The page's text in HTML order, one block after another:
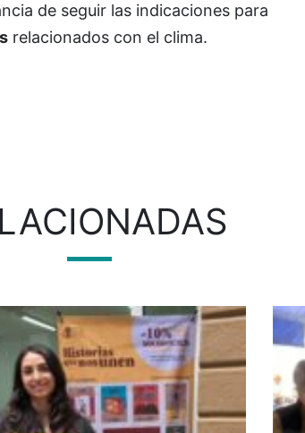
de seguir las indicaciones para
relacionados con el clima.